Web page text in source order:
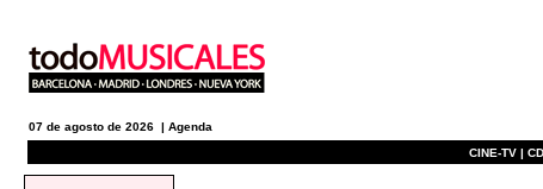
07 de agosto de 2026 | Agenda
CINE-TV |